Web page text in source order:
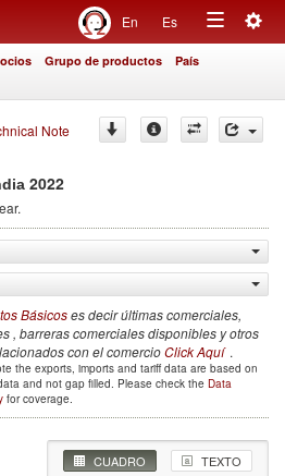
En Es
Toggle
Grupo de productos País
Note
2022
.
Básicoses decir últimas comerciales,
, barreras comerciales disponibles y otros
con el comercioClick Aquí .
the exports, imports and tariff data are based on
and not gap filled. Please check the Data
for coverage.
CUADRO TEXTO